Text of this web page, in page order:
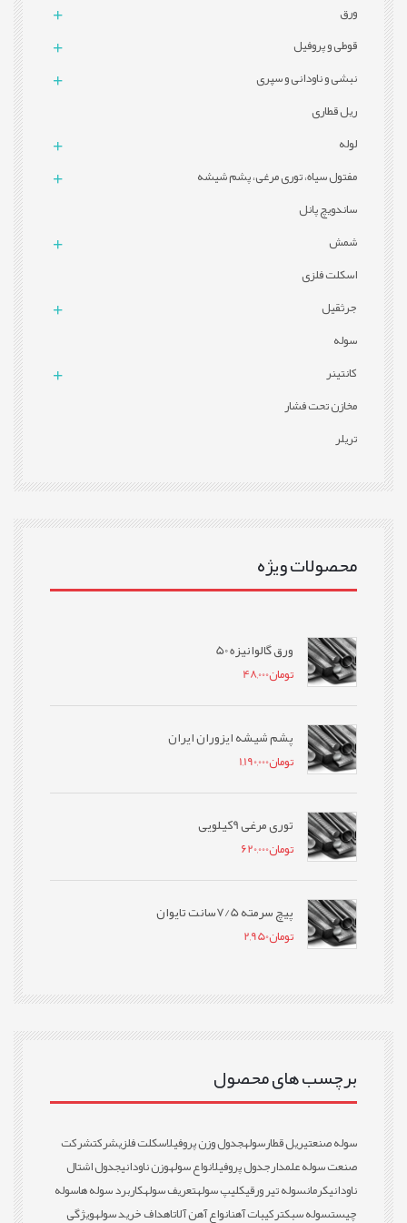
ورق
قوطی و پروفيل
نبشی و ناودانی و سپری
ریل قطاری
لوله
مفتول سیاه، توری مرغی، پشم شیشه
ساندویچ پانل
شمش
اسکلت فلزی
جرثقیل
سوله
کانتینر
مخازن تحت فشار
تریلر
محصولات ویژه
ورق گالوانیزه 50
تومان48,000
پشم شیشه ایزوران ایران
تومان1,190,000
توری مرغی 9کیلویی
تومان620,000
پیچ سرمته 7/5سانت تایوان
تومان2,950
برچسب های محصول
سوله صنعتیریل قطارسولهجدول وزن پروفیلاسکلت فلزیشرکتشرکت
صنعت سوله علمدارجدول پروفیلانواع سولهوزن ناودانیجدول اشتال
ناودانیکرمانسوله تیر ورقیکلیپ سولهتعریف سولهکاربرد سوله هاسوله
چیستسوله سبکترکیبات آهنانواع آهن آلاتاهداف خرید سولهویژگی